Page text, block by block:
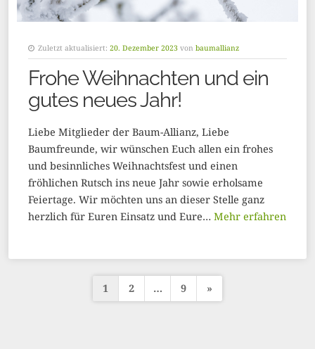
Zuletzt aktualisiert: 20. Dezember 2023 von baumallianz
Frohe Weihnachten und ein
gutes neues Jahr!
Liebe Mitglieder der Baum-Allianz, Liebe
Baumfreunde, wir wünschen Euch allen ein frohes
und besinnliches Weihnachtsfest und einen
fröhlichen Rutsch ins neue Jahr sowie erholsame
Feiertage. Wir möchten uns an dieser Stelle ganz
herzlich für Euren Einsatz und Eure… Mehr erfahren
1 2 … 9 »